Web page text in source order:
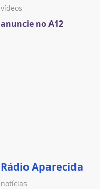
vídeos
anuncie no A12
Rádio Aparecida
notícias